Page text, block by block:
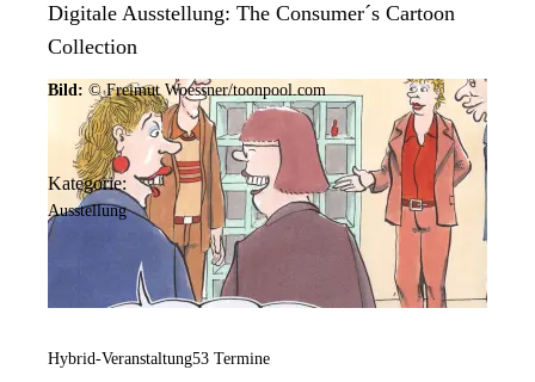
Digitale Ausstellung: The Consumer´s Cartoon
Collection
Bild: © Freimut Woessner/toonpool.com
Kategorie:
Ausstellung
Hybrid-Veranstaltung53 Termine